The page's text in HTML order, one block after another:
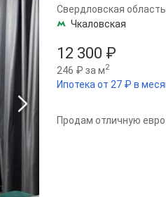
12 300 ₽
246 ₽ за м2
Ипотека от 27 ₽ в
Свердловская область
Чкаловская
Продам отличную